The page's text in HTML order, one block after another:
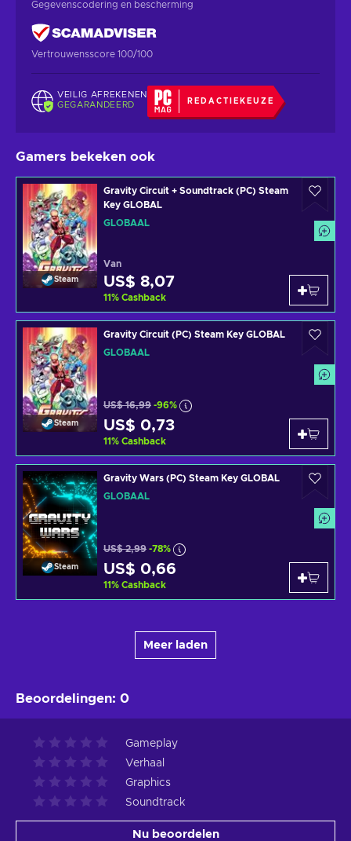
Gegevenscodering en bescherming
Vertrouwensscore 100/100
VEILIG AFREKENEN
GEGARANDEERD
REDACTIEKEUZE
Gamers bekeken ook
Steam
Gravity Circuit + Soundtrack (PC) Steam
Key GLOBAL
GLOBAAL
Van
US$ 8,07
11% Cashback
Steam
Gravity Circuit (PC) Steam Key GLOBAL
GLOBAAL
US$ 16,99 -96%
US$ 0,73
11% Cashback
Steam
Gravity Wars (PC) Steam Key GLOBAL
GLOBAAL
US$ 2,99 -78%
US$ 0,66
11% Cashback
Meer laden
Beoordelingen: 0
Gameplay
Verhaal
Graphics
Soundtrack
Nu beoordelen